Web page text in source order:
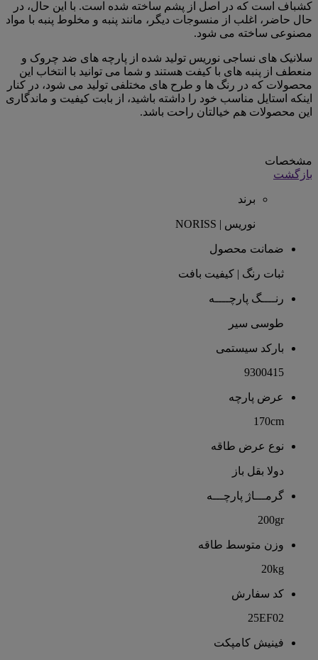
کشباف است که در اصل از پشم ساخته شده است. با این حال، در
حال حاضر، اغلب از منسوجات دیگر، مانند پنبه و مخلوط پنبه با مواد
مصنوعی ساخته می شود.
سلانیک های نساجی نوریس تولید شده از پارچه های ضد چروک و
منعطف از پنبه های با کیفت هستند و شما می توانید با انتخاب این
محصولات که در رنگ ها و طرح های مختلفی تولید می شود، در کنار
اینکه استایل مناسب خود را داشته باشید، از بابت کیفیت و ماندگاری
این محصولات هم خیالتان راحت باشد.
مشخصات
بازگشت
برند
نوریس | NORISS
ضمانت محصول
ثبات رنگ | کیفیت بافت
رنــــگ پارچــــه
طوسی سیر
بارکد سیستمی
9300415
عرض پارچه
170cm
نوع عرض طاقه
دولا بقل باز
گرمـــاژ پارچـــه
200gr
وزن متوسط طاقه
20kg
کد سفارش
25EF02
فینیش کامپکت